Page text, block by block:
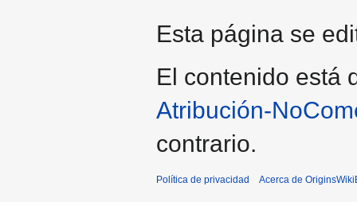
Esta página se
El contenido está
Atribución-
contrario.
Política de privacidad Acerca de